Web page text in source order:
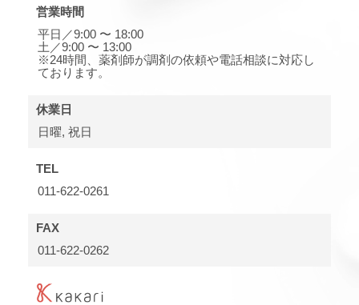
営業時間
平日／9:00 〜 18:00
土／9:00 〜 13:00
※24時間、薬剤師が調剤の依頼や電話相談に対応し
ております。
休業日
日曜, 祝日
TEL
011-622-0261
FAX
011-622-0262